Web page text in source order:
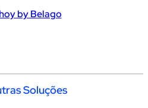
by Belago
Soluções